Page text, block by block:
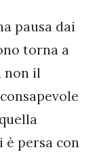
pausa dai
torna a
non il
è persa con